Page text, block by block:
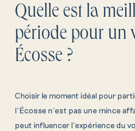
Quelle est la
période pour un
Écosse ?
Choisir le moment idéal pour
l’Écosse n’est pas une mince
peut influencer l’expérience du